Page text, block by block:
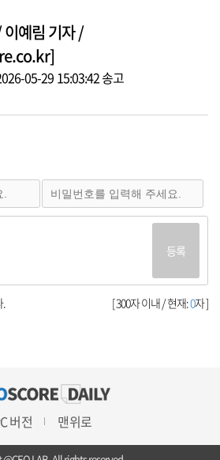
예림 기자 /
05-29 15:03:42 송고
등록
[ 300자 이내 / 현재:0자 ]
버전 맨위로